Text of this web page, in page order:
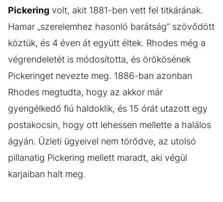
Pickering volt, akit 1881-ben vett fel titkárának.
Hamar „szerelemhez hasonló barátság” szövődött
köztük, és 4 éven át együtt éltek. Rhodes még a
végrendeletét is módosította, és örökösének
Pickeringet nevezte meg. 1886-ban azonban
Rhodes megtudta, hogy az akkor már
gyengélkedő fiú haldoklik, és 15 órát utazott egy
postakocsin, hogy ott lehessen mellette a halálos
ágyán. Üzleti ügyeivel nem törődve, az utolsó
pillanatig Pickering mellett maradt, aki végül
karjaiban halt meg.